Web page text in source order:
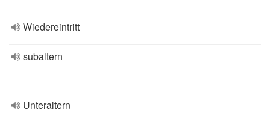
Wiedereintritt
subaltern
Unteraltern